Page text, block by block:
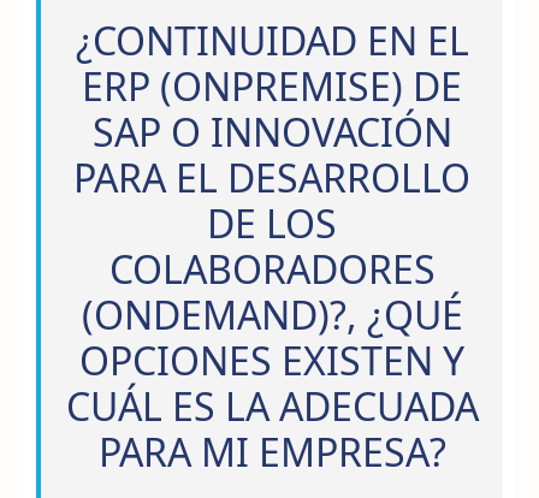
¿CONTINUIDAD EN EL
ERP (ONPREMISE) DE
SAP O INNOVACIÓN
PARA EL DESARROLLO
DE LOS
COLABORADORES
(ONDEMAND)?, ¿QUÉ
OPCIONES EXISTEN Y
CUÁL ES LA ADECUADA
PARA MI EMPRESA?